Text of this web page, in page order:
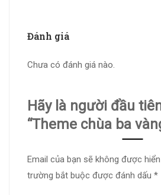
Đánh giá
Chưa có đánh giá nào.
Hãy là người đầu
“Theme chùa ba
Email của bạn sẽ không được
trường bắt buộc được đánh dấu *